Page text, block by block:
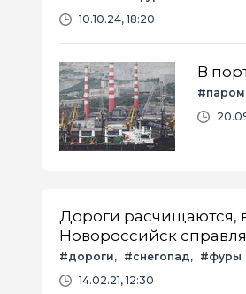
10.10.24, 18:20
В
#паром
Дороги расчищаются,
Новороссийск
#дороги #снегопад
#фуры
14.02.21, 12:30